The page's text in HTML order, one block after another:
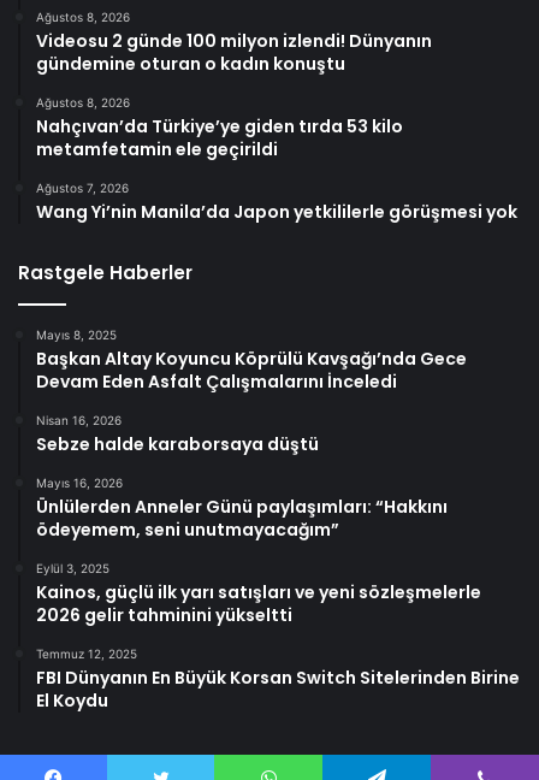
Ağustos 8, 2026
Videosu 2 günde 100 milyon izlendi! Dünyanın
gündemine oturan o kadın konuştu
Ağustos 8, 2026
Nahçıvan’da Türkiye’ye giden tırda 53 kilo
metamfetamin ele geçirildi
Ağustos 7, 2026
Wang Yi’nin Manila’da Japon yetkililerle görüşmesi yok
Rastgele Haberler
Mayıs 8, 2025
Başkan Altay Koyuncu Köprülü Kavşağı’nda Gece
Devam Eden Asfalt Çalışmalarını İnceledi
Nisan 16, 2026
Sebze halde karaborsaya düştü
Mayıs 16, 2026
Ünlülerden Anneler Günü paylaşımları: “Hakkını
ödeyemem, seni unutmayacağım”
Eylül 3, 2025
Kainos, güçlü ilk yarı satışları ve yeni sözleşmelerle
2026 gelir tahminini yükseltti
Temmuz 12, 2025
FBI Dünyanın En Büyük Korsan Switch Sitelerinden Birine
El Koydu